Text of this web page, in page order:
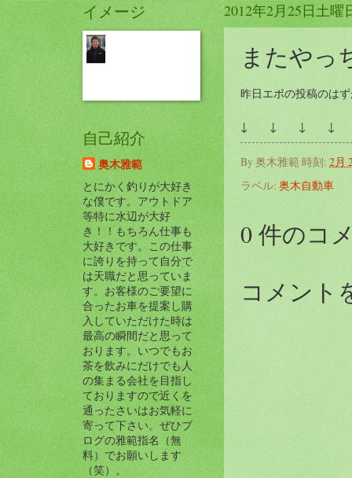
2012年2月25日土曜
またやっ
昨日エボの投稿のは
↓ ↓ ↓ ↓
By 奥木雅範 時刻: 2月
ラベル: 奥木自動車
0 件のコ
コメント
イメージ
自己紹介
奥木雅範
とにかく釣りが大好き
な僕です。アウトドア
等特に水辺が大好
き！！もちろん仕事も
大好きです。この仕事
に誇りを持って自分で
は天職だと思っていま
す。お客様のご要望に
合ったお車を提案し購
入していただけた時は
最高の瞬間だと思って
おります。いつでもお
茶を飲みにだけでも人
の集まる会社を目指し
ておりますので近くを
通ったさいはお気軽に
寄って下さい。ぜひブ
ログの雅範指名（無
料）でお願いします
（笑）。